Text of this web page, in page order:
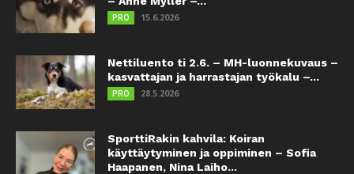
PRO 15.6.2026
Nettiluento ti 2.6. – MH-luonnekuvaus –
kasvattajan ja harrastajan työkalu –...
PRO 28.5.2026
SporttiRakin kahvila: Koiran
käyttäytyminen ja oppiminen – Sofia
Haapanen, Nina Laiho...